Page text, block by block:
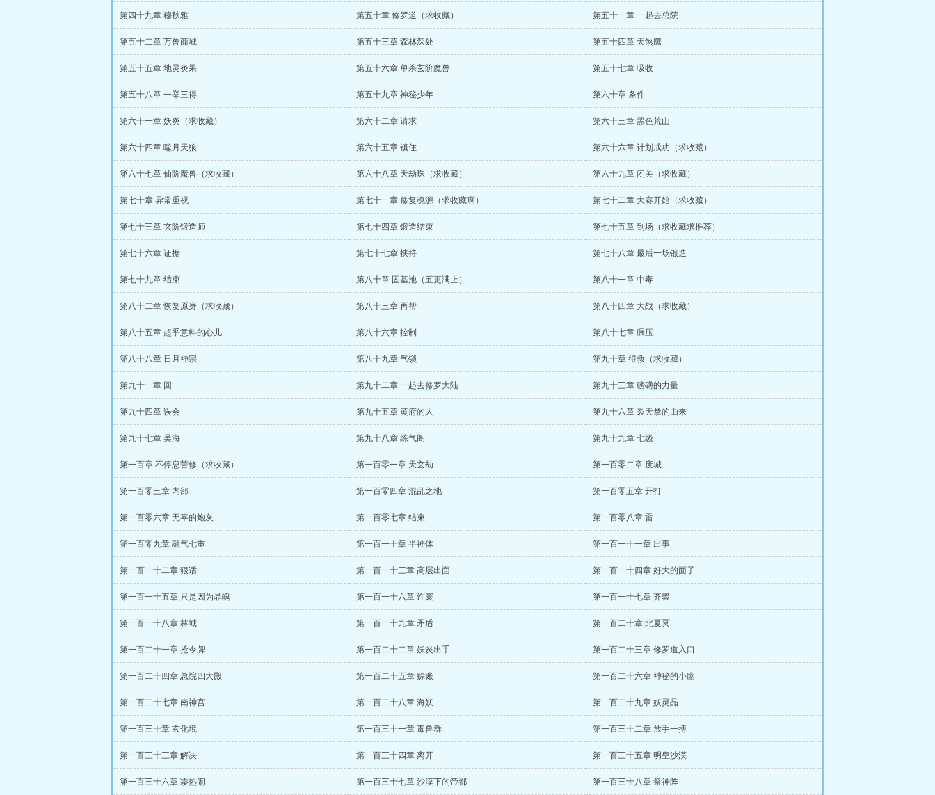
第四十九章 穆秋雅 第五十章 修罗道（求收藏） 第五十一章 一起去总院
第五十二章 万兽商城 第五十三章 森林深处 第五十四章 天煞鹰
第五十五章 地灵炎果 第五十六章 单杀玄阶魔兽 第五十七章 吸收
第五十八章 一举三得 第五十九章 神秘少年 第六十章 条件
第六十一章 妖炎（求收藏） 第六十二章 请求 第六十三章 黑色荒山
第六十四章 噬月天狼 第六十五章 镇住 第六十六章 计划成功（求收藏）
第六十七章 仙阶魔兽（求收藏） 第六十八章 天劫珠（求收藏） 第六十九章 闭关（求收藏）
第七十章 异常重视 第七十一章 修复魂源（求收藏啊） 第七十二章 大赛开始（求收藏）
第七十三章 玄阶锻造师 第七十四章 锻造结束 第七十五章 到场（求收藏求推荐）
第七十六章 证据 第七十七章 挟持 第七十八章 最后一场锻造
第七十九章 结束 第八十章 固基池（五更满上） 第八十一章 中毒
第八十二章 恢复原身（求收藏） 第八十三章 再帮 第八十四章 大战（求收藏）
第八十五章 超乎意料的心儿 第八十六章 控制 第八十七章 碾压
第八十八章 日月神宗 第八十九章 气锁 第九十章 得救（求收藏）
第九十一章 回 第九十二章 一起去修罗大陆 第九十三章 磅礴的力量
第九十四章 误会 第九十五章 黄府的人 第九十六章 裂天拳的由来
第九十七章 吴海 第九十八章 练气阁 第九十九章 七级
第一百章 不停息苦修（求收藏） 第一百零一章 天玄劫 第一百零二章 废城
第一百零三章 内部 第一百零四章 混乱之地 第一百零五章 开打
第一百零六章 无辜的炮灰 第一百零七章 结束 第一百零八章 雷
第一百零九章 融气七重 第一百一十章 半神体 第一百一十一章 出事
第一百一十二章 狠话 第一百一十三章 高层出面 第一百一十四章 好大的面子
第一百一十五章 只是因为晶魄 第一百一十六章 许寰 第一百一十七章 齐聚
第一百一十八章 林城 第一百一十九章 矛盾 第一百二十章 北夏冥
第一百二十一章 抢令牌 第一百二十二章 妖炎出手 第一百二十三章 修罗道入口
第一百二十四章 总院四大殿 第一百二十五章 赊账 第一百二十六章 神秘的小幽
第一百二十七章 南神宫 第一百二十八章 海妖 第一百二十九章 妖灵晶
第一百三十章 玄化境 第一百三十一章 毒兽群 第一百三十二章 放手一搏
第一百三十三章 解决 第一百三十四章 离开 第一百三十五章 明皇沙漠
第一百三十六章 凑热闹 第一百三十七章 沙漠下的帝都 第一百三十八章 祭神阵